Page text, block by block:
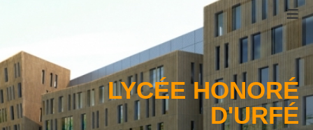
≡
LYCÉE HONORÉ
D'URFÉ